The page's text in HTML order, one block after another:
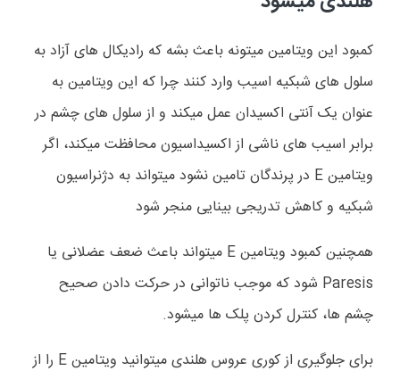
کمبود این ویتامین میتونه باعث بشه که رادیکال های آزاد به
سلول های شبکیه اسیب وارد کنند چرا که این ویتامین به
عنوان یک آنتی اکسیدان عمل میکند و از سلول های چشم در
برابر اسیب های ناشی از اکسیداسیون محافظت میکند، اگر
ویتامینE در پرندگان تامین نشود میتواند به دژنراسیون
شبکیه و کاهش تدریجی بینایی منجر شود
همچنین کمبود ویتامینE میتواند باعث ضعف عضلانی یا
Paresis شود که موجب ناتوانی در حرکت دادن صحیح
چشم ها، کنترل کردن پلک ها میشود.
برای جلوگیری از کوری عروس هلندی میتوانید ویتامینE را از